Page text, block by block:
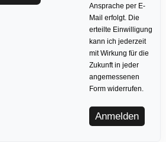
Ansprache per E-
Mail erfolgt. Die
erteilte Einwilligung
kann ich jederzeit
mit Wirkung für die
Zukunft in jeder
angemessenen
Form widerrufen.
Anmelden